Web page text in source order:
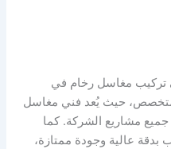
تركيب مغاسل رخام في
حيث يُعد فني مغاسل
مشاريع الشركة. كما
بدقة عالية وجودة ممتازة،